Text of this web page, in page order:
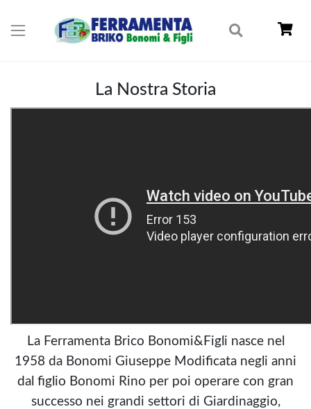
La Nostra Storia
La Ferramenta Brico Bonomi&Figli nasce nel
1958 da Bonomi Giuseppe Modificata negli anni
dal figlio Bonomi Rino per poi operare con gran
successo nei grandi settori di Giardinaggio,